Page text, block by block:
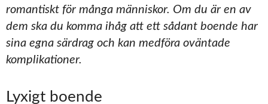
romantiskt för många människor. Om du är en av
dem ska du komma ihåg att ett sådant boende har
sina egna särdrag och kan medföra oväntade
komplikationer.
Lyxigt boende